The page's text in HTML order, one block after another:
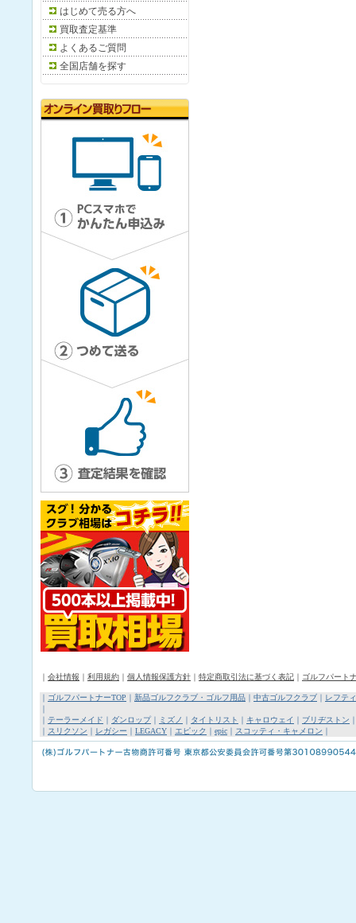
はじめて売る方へ
買取査定基準
よくあるご質問
全国店舗を探す
｜ 会社情報 ｜ 利用規約 ｜ 個人情報保護方針 ｜ 特定商取引法に基づく表記 ｜ ゴルフパート
｜ ゴルフパートナーTOP ｜ 新品ゴルフクラブ・ゴルフ用品 ｜ 中古ゴルフクラブ ｜ レフテ
｜
｜ テーラーメイド ｜ ダンロップ｜ ミズノ ｜ タイトリスト ｜ キャロウェイ ｜ ブリヂストン
｜ スリクソン ｜ レガシー ｜ LEGACY ｜ エピック ｜ epic ｜ スコッティ・キャメロン ｜